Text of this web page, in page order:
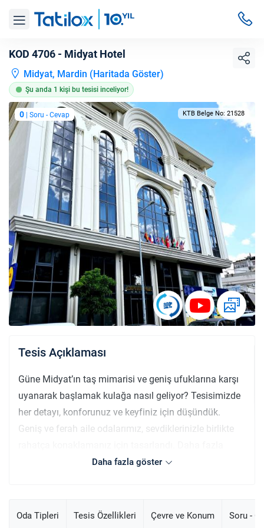
KOD 4706 - Midyat Hotel
Midyat, Mardin (Haritada Göster)
Şu anda 1 kişi bu tesisi inceliyor!
KTB Belge No: 21528
0 | Soru - Cevap
Tesis Açıklaması
Güne Midyat’ın taş mimarisi ve geniş ufuklarına karşı
uyanarak başlamak kulağa nasıl geliyor? Tesisimizde
her detayı, konforunuz ve keyfiniz için düşündük.
Geniş ve ferah aile odalarımız, sevdiklerinizle birlikte
konfor ve ayrıcalık arayan misafirlerimiz içinse özenle
balkonlarımızda kahvenizi yudumlarken Midyat’ın
Daha fazla göster
Oda Tipleri Tesis Özellikleri Çevre ve Konum Soru -